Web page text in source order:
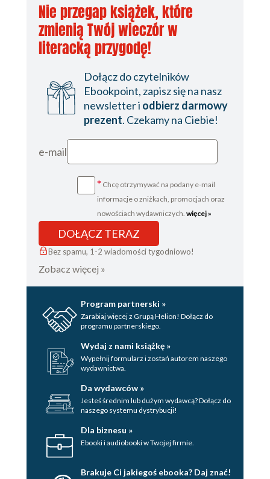
Nie przegap książek, które
zmienią Twój wieczór w
literacką przygodę!
Dołącz do czytelników
Ebookpoint, zapisz się na nasz
newsletter i odbierz darmowy
prezent. Czekamy na Ciebie!
e-mail
* Chcę otrzymywać na podany e-mail
informacje o zniżkach, promocjach oraz
nowościach wydawniczych. więcej »
DOŁĄCZ TERAZ
Bez spamu, 1-2 wiadomości tygodniowo!
Zobacz więcej »
Program partnerski »
Zarabiaj więcej z Grupą Helion! Dołącz do
programu partnerskiego.
Wydaj z nami książkę »
Wypełnij formularz i zostań autorem naszego
wydawnictwa.
Da wydawców »
Jesteś średnim lub dużym wydawcą? Dołącz do
naszego systemu dystrybucji!
Dla biznesu »
Ebooki i audiobooki w Twojej firmie.
Brakuje Ci jakiegoś ebooka? Daj znać!